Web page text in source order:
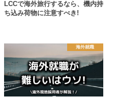
LCCで海外旅行するなら、機内持
ち込み荷物に注意すべき!
海外就職